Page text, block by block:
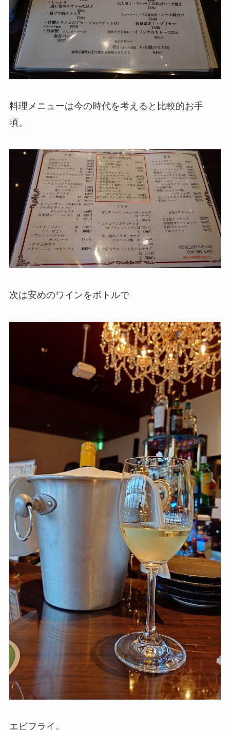
料理メニューは今の時代を考えると比較的お手
頃。
次は安めのワインをボトルで
エビフライ。